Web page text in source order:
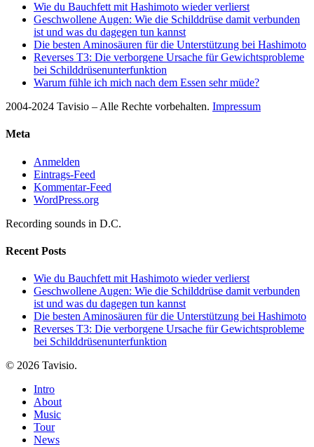
Wie du Bauchfett mit Hashimoto wieder verlierst
Geschwollene Augen: Wie die Schilddrüse damit verbunden
ist und was du dagegen tun kannst
Die besten Aminosäuren für die Unterstützung bei Hashimoto
Reverses T3: Die verborgene Ursache für Gewichtsprobleme
bei Schilddrüsenunterfunktion
Warum fühle ich mich nach dem Essen sehr müde?
2004-2024 Tavisio – Alle Rechte vorbehalten. Impressum
Meta
Anmelden
Eintrags-Feed
Kommentar-Feed
WordPress.org
Recording sounds in D.C.
Recent Posts
Wie du Bauchfett mit Hashimoto wieder verlierst
Geschwollene Augen: Wie die Schilddrüse damit verbunden
ist und was du dagegen tun kannst
Die besten Aminosäuren für die Unterstützung bei Hashimoto
Reverses T3: Die verborgene Ursache für Gewichtsprobleme
bei Schilddrüsenunterfunktion
© 2026 Tavisio.
Close
Menu
Intro
About
Music
Tour
News